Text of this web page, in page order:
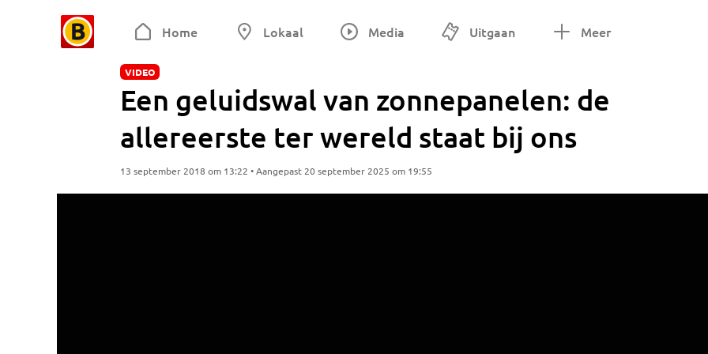
Home Lokaal Media Uitgaan Meer
VIDEO
Een geluidswal van zonnepanelen: de
allereerste ter wereld staat bij ons
13 september 2018 om 13:22 • Aangepast 20 september 2025 om 19:55